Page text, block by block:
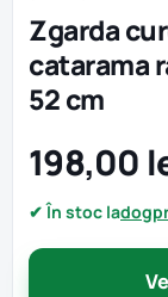
Zgarda
catarama
52 cm
198,00
✔ În stoc la